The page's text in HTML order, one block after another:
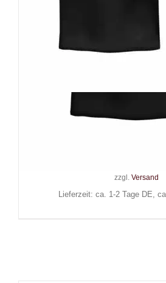
Wonderland 13 T-
zzgl. Versand
Lieferzeit: ca. 1-2 Tage DE,